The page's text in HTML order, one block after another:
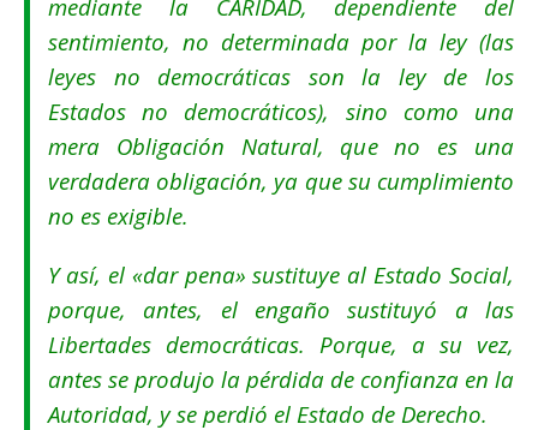
mediante la CARIDAD, dependiente del
sentimiento, no determinada por la ley (las
leyes no democráticas son la ley de los
Estados no democráticos), sino como una
mera Obligación Natural, que no es una
verdadera obligación, ya que su cumplimiento
no es exigible.
Y así, el «dar pena» sustituye al Estado Social,
porque, antes, el engaño sustituyó a las
Libertades democráticas. Porque, a su vez,
antes se produjo la pérdida de confianza en la
Autoridad, y se perdió el Estado de Derecho.